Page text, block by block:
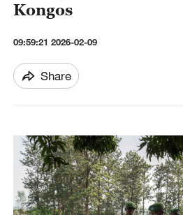
Kongos
09:59:21 2026-02-09
Share